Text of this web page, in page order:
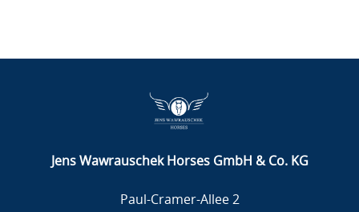
Jens Wawrauschek Horses GmbH & Co. KG
Paul-Cramer-Allee 2